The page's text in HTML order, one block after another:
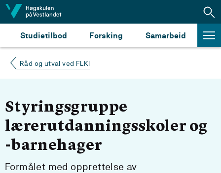
Hopp til innhald
Studietilbod Forsking Samarbeid
Råd og utval ved FLKI
Styringsgruppe
lærerutdanningsskoler og
-barnehager
Formålet med opprettelse av